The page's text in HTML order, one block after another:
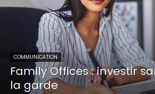
COMMUNICATION
Family Offices : investir
la garde